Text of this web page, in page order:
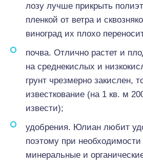
лозу лучше прикрыть
пленкой от ветра и
виноград их плохо
почва. Отлично растет и
на среднекислых и
грунт чрезмерно закислен,
известкование (на 1 кв. м
извести);
удобрения. Юлиан любит
поэтому при необходимости
минеральные и